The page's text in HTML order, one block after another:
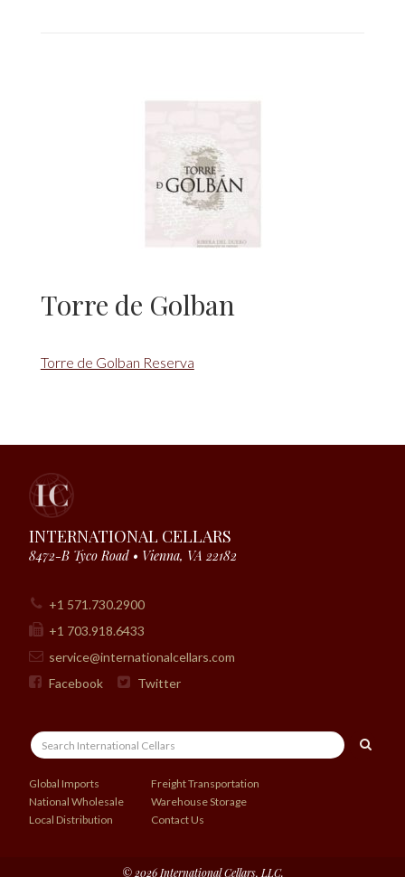
Torre de Golban
Torre de Golban Reserva
INTERNATIONAL CELLARS
8472-B Tyco Road • Vienna, VA 22182
+1 571.730.2900
+1 703.918.6433
service@internationalcellars.com
Facebook
Twitter
Global Imports
National Wholesale
Local Distribution
Freight Transportation
Warehouse Storage
Contact Us
© 2026 International Cellars, LLC.